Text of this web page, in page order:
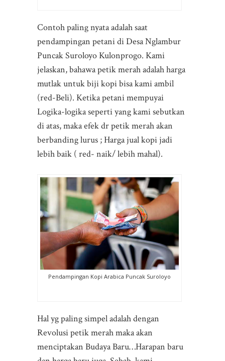
Contoh paling nyata adalah saat
pendampingan petani di Desa Nglambur
Puncak Suroloyo Kulonprogo. Kami
jelaskan, bahawa petik merah adalah harga
mutlak untuk biji kopi bisa kami ambil
(red-Beli). Ketika petani mempuyai
Logika-logika seperti yang kami sebutkan
di atas, maka efek dr petik merah akan
berbanding lurus ; Harga jual kopi jadi
lebih baik ( red- naik/ lebih mahal).
Pendampingan Kopi Arabica Puncak Suroloyo
Hal yg paling simpel adalah dengan
Revolusi petik merah maka akan
menciptakan Budaya Baru…Harapan baru